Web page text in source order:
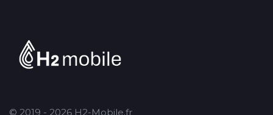
© 2019 - 2026 H2-Mobile.fr